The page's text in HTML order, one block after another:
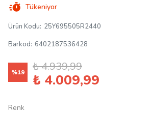
Tükeniyor
Ürün Kodu: 25Y695505R2440
Barkod: 6402187536428
%19 ₺ 4.939,99
₺ 4.009,99
Renk